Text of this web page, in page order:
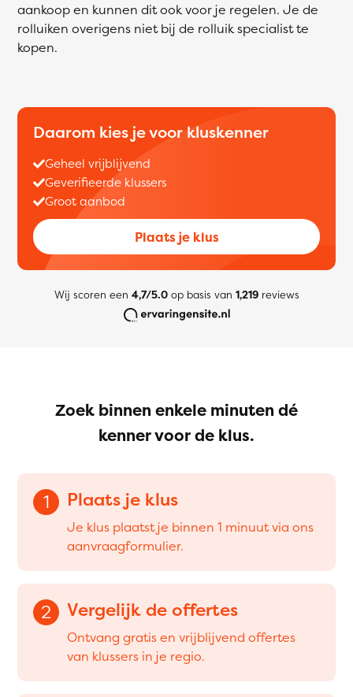
aankoop en kunnen dit ook voor je regelen. Je de
rolluiken overigens niet bij de rolluik specialist te
kopen.
Daarom kies je voor kluskenner
Geheel vrijblijvend
Geverifieerde klussers
Groot aanbod
Plaats je klus
Wij scoren een 4,7/5.0op basis van 1,219reviews
Zoek binnen enkele minuten dé
kenner voor de klus.
1 Plaats je klus
Je klus plaatst je binnen 1 minuut via ons
aanvraagformulier.
2 Vergelijk de offertes
Ontvang gratis en vrijblijvend offertes
van klussers in je regio.